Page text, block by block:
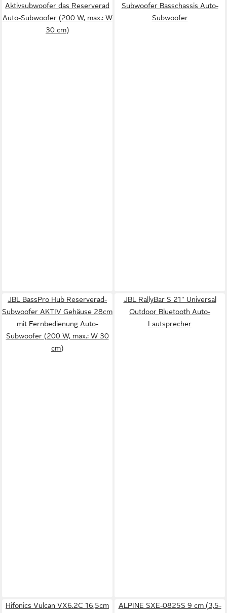
Aktivsubwoofer das Reserverad
Auto-Subwoofer (200 W, max.: W
30 cm)
Subwoofer Basschassis Auto-
Subwoofer
JBL BassPro Hub Reserverad-
Subwoofer AKTIV Gehäuse 28cm
mit Fernbedienung Auto-
Subwoofer (200 W, max.: W 30
cm)
JBL RallyBar S 21" Universal
Outdoor Bluetooth Auto-
Lautsprecher
Hifonics Vulcan VX6.2C 16,5cm
ALPINE SXE-0825S 9 cm (3,5-